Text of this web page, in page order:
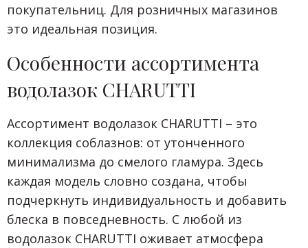
покупательниц. Для розничных магазинов
это идеальная позиция.
Особенности ассортимента
водолазок CHARUTTI
Ассортимент водолазок CHARUTTI – это
коллекция соблазнов: от утонченного
минимализма до смелого гламура. Здесь
каждая модель словно создана, чтобы
подчеркнуть индивидуальность и добавить
блеска в повседневность. C любой из
водолазок CHARUTTI оживает атмосфера